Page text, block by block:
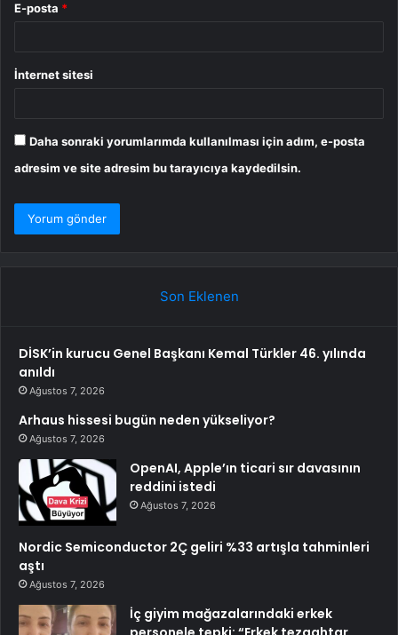
E-posta *
İnternet sitesi
Daha sonraki yorumlarımda kullanılması için adım, e-posta
adresim ve site adresim bu tarayıcıya kaydedilsin.
Son Eklenen
DİSK’in kurucu Genel Başkanı Kemal Türkler 46. yılında
anıldı
Ağustos 7, 2026
Arhaus hissesi bugün neden yükseliyor?
Ağustos 7, 2026
OpenAI, Apple’ın ticari sır davasının
reddini istedi
Ağustos 7, 2026
Nordic Semiconductor 2Ç geliri %33 artışla tahminleri
aştı
Ağustos 7, 2026
İç giyim mağazalarındaki erkek